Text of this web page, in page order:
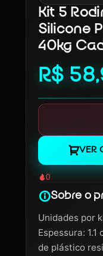
Kit 5
Silicone
40kg
R$
VER
0
Sobre o
Unidades por
Espessura:
de plástico